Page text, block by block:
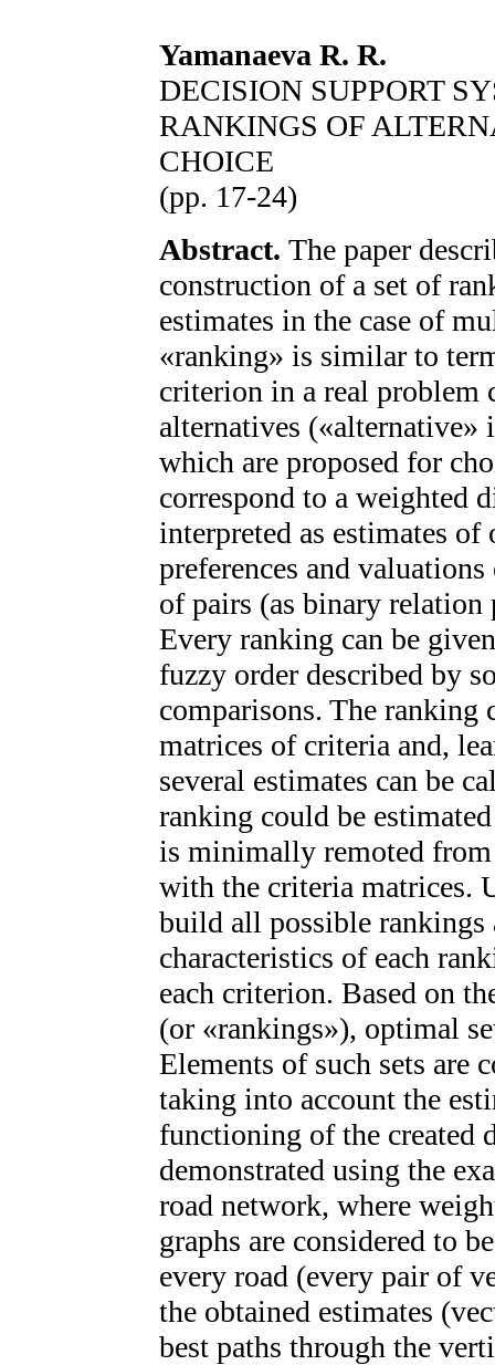
Yamanaeva R. R.
DECISION SUPPORT
RANKINGS OF
CHOICE
(pp. 17-24)
Abstract. The paper
construction of a set of
estimates in the case of
«ranking» is similar to
criterion in a real problem
alternatives («alternative»
which are proposed for
correspond to a weighted
interpreted as estimates
preferences and
of pairs (as binary
Every ranking can be
fuzzy order described by
comparisons. The ranking
matrices of criteria and,
several estimates can be
ranking could be
is minimally remoted
with the criteria matrices.
build all possible rankings
characteristics of each
each criterion. Based on
(or «rankings»), optimal
Elements of such sets are
taking into account the
functioning of the created
demonstrated using the
road network, where
graphs are considered to
every road (every pair of
the obtained estimates
best paths through the